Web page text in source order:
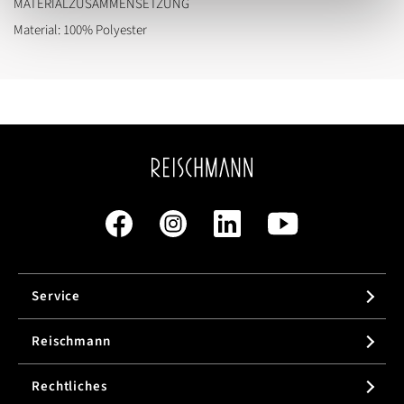
MATERIALZUSAMMENSETZUNG
Material: 100% Polyester
Service
Reischmann
Rechtliches